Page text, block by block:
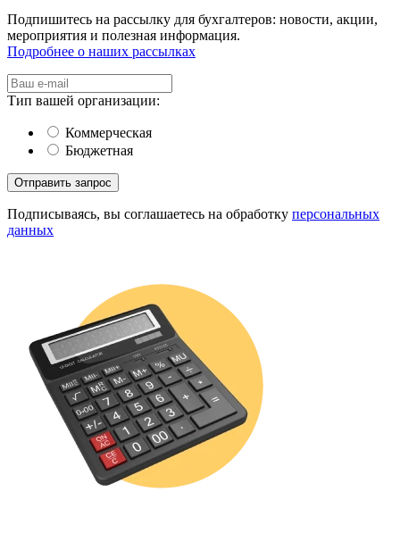
Подпишитесь на рассылку для бухгалтеров: новости, акции,
мероприятия и полезная информация.
Подробнее о наших рассылках
Тип вашей организации:
Коммерческая
Бюджетная
Подписываясь, вы соглашаетесь на обработку персональных
данных